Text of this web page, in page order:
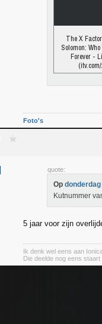
The X
Solomon:
Forever -
Foto's
quote:
Op
Kutnummer
5 jaar voor zijn
Ik denk wel eens aan Ionica
Die deelde nog eens